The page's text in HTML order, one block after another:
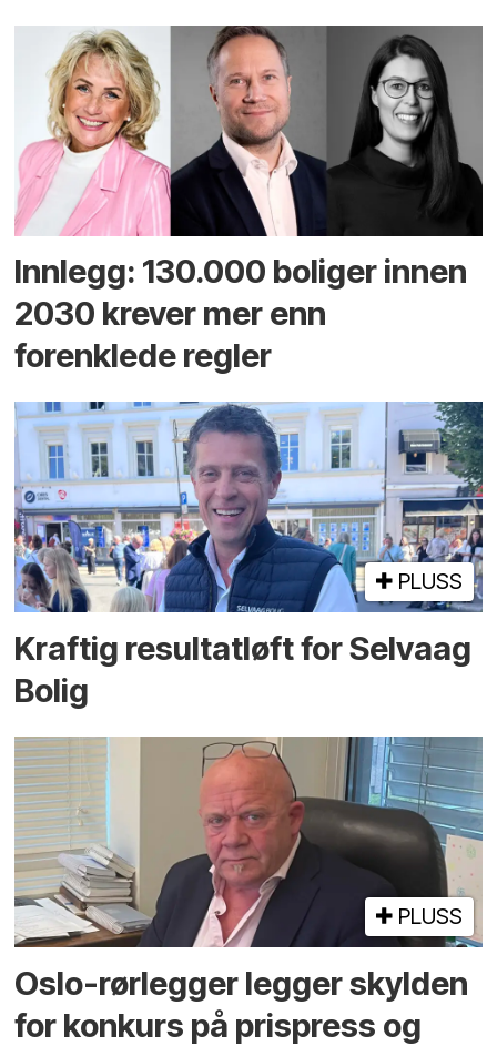
Innlegg: 130.000 boliger innen
2030 krever mer enn
forenklede regler
PLUSS
Kraftig resultatløft for Selvaag
Bolig
PLUSS
Oslo-rørlegger legger skylden
for konkurs på prispress og